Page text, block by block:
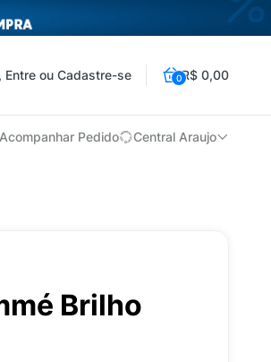
Entre ou Cadastre-se 0R$ 0,00
Acompanhar Pedido Central Araujo
Brilho